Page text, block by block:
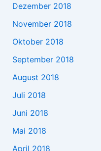
Dezember 2018
November 2018
Oktober 2018
September 2018
August 2018
Juli 2018
Juni 2018
Mai 2018
April 2018